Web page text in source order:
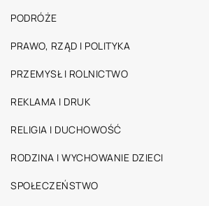
PODRÓŻE
PRAWO, RZĄD I POLITYKA
PRZEMYSŁ I ROLNICTWO
REKLAMA I DRUK
RELIGIA I DUCHOWOŚĆ
RODZINA I WYCHOWANIE DZIECI
SPOŁECZEŃSTWO